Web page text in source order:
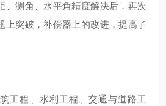
、测角、水平角精度解决后，再次
上突破，补偿器上的改进，提高了
工程、水利工程、交通与道路工